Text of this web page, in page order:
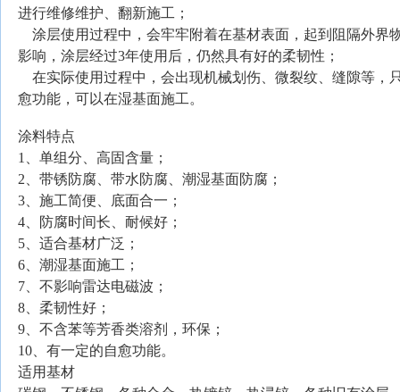
进行维修维护、翻新施工；
涂层使用过程中，会牢牢附着在基材表面，起到阻隔外界
影响，涂层经过3年使用后，仍然具有好的柔韧性；
在实际使用过程中，会出现机械划伤、微裂纹、缝隙等，
愈功能，可以在湿基面施工。
涂料特点
1
、单组分、高固含量；
2 、带锈防腐、带水防腐、潮湿基面防腐；
3、施工简便、底面合一；
4、防腐时间长、耐候好；
5、适合基材广泛；
6、潮湿基面施工；
7、不影响雷达电磁波；
8、柔韧性好；
9、不含苯等芳香类溶剂，环保；
10、有一定的自愈功能。
适用基材